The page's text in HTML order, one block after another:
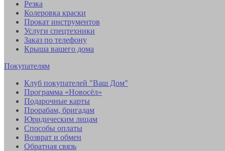
Резка
Колеровка краски
Прокат инструментов
Услуги спецтехники
Заказ по телефону
Крыша вашего дома
Покупателям
Клуб покупателей "Ваш Дом"
Программа «Новосёл»
Подарочные карты
Прорабам, бригадам
Юридическим лицам
Способы оплаты
Возврат и обмен
Обратная связь